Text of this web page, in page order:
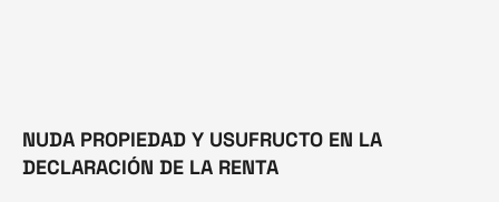
NUDA PROPIEDAD Y USUFRUCTO EN LA
DECLARACIÓN DE LA RENTA